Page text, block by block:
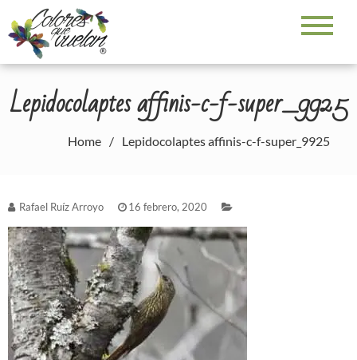
to
content
Lepidocolaptes affinis-c-f-super_9925
Home Lepidocolaptes affinis-c-f-super_9925
Rafael Ruíz Arroyo 16 febrero, 2020